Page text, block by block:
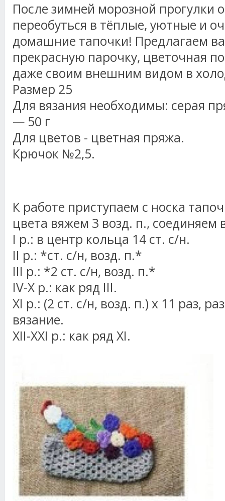
После зимней морозной прогулки
переобуться в тёплые, уютные и
домашние тапочки! Предлагаем
прекрасную парочку, цветочная
даже своим внешним видом в
Размер 25
Для вязания необходимы: серая
— 50 г
Для цветов - цветная пряжа.
Крючок №2,5.
К работе приступаем с носка
цвета вяжем 3 возд. п., соединяем
I р.: в центр кольца 14 ст. с/н.
II р.: *ст. с/н, возд. п.*
III р.: *2 ст. с/н, возд. п.*
IV-X р.: как ряд III.
XI р.: (2 ст. с/н, возд. п.) х 11 раз,
вязание.
XII-XXI р.: как ряд XI.